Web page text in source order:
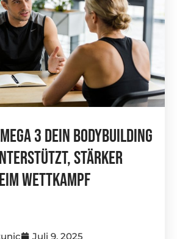
3 Dein Bodybuilding
Stärker
Wettkampf
Juli 9, 2025